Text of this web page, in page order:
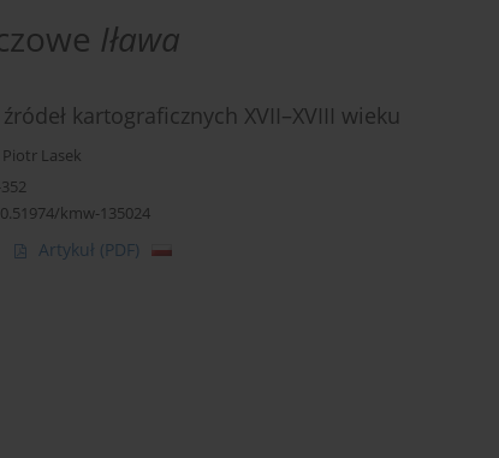
Iława
kartograficznych XVII–XVIII wieku
Piotr Lasek
kmw-135024
Artykuł (PDF)